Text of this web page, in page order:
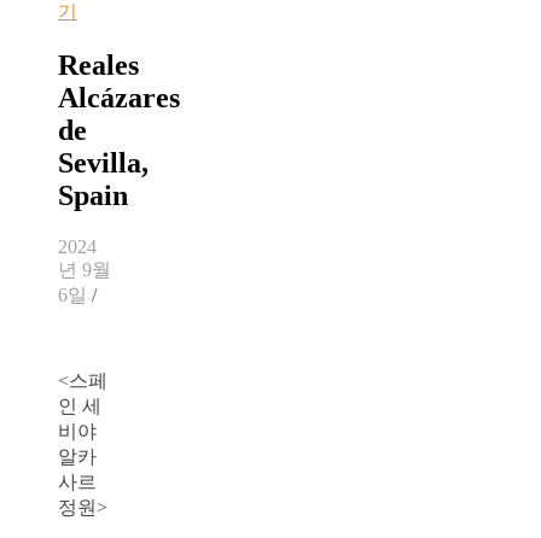
기
Reales
Alcázares
de
Sevilla,
Spain
2024
년 9월
6일 /
<스페
인 세
비야
알카
사르
정원>